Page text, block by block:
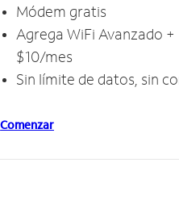
Módem gratis
Agrega WiFi Avanzado +
$10/mes
Sin límite de datos, sin
Comenzar